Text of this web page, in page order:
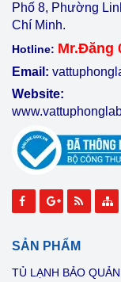
Phố 8, Phường
Chí Minh.
Hotline: Mr.Đăng
Email:
Website:
SẢN PHẨM
TỦ LẠNH BẢO